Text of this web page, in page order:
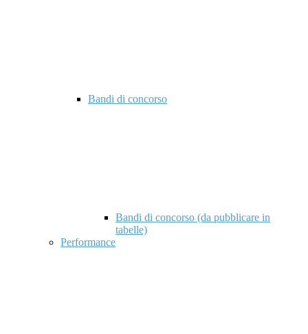
Bandi di concorso
Bandi di concorso (da pubblicare in
tabelle)
Performance